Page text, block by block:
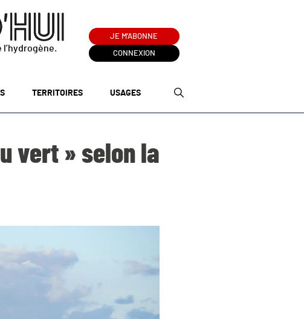
l’hydrogène.
JE M'ABONNE
CONNEXION
TERRITOIRES USAGES
vert » selon la